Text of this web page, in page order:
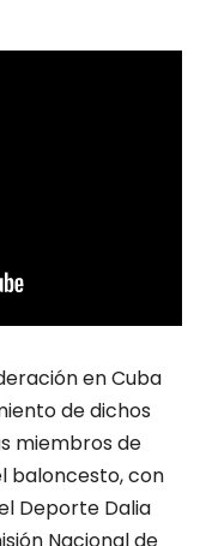
en Cuba
de dichos
miembros de
baloncesto, con
Deporte Dalia